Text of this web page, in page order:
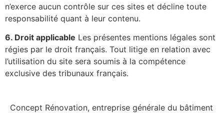
n’exerce aucun contrôle sur ces sites et décline toute
responsabilité quant à leur contenu.
6. Droit applicable Les présentes mentions légales sont
régies par le droit français. Tout litige en relation avec
l’utilisation du site sera soumis à la compétence
exclusive des tribunaux français.
Concept Rénovation, entreprise générale du bâtiment